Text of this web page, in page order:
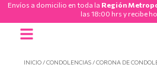
contenido
Envíos a domicilio en toda la Región
las 18:00 hrs y recibe
INICIO /CONDOLENCIAS / CORONA DE